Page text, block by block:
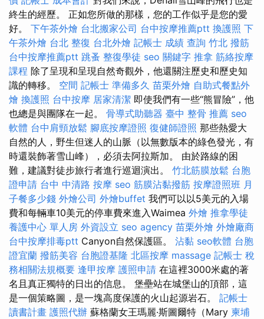
終生的經歷。 正如您所做的那樣，您的工作似乎是您的愛
好。 下午茶外燴 台北搬家公司 台中按摩推薦ptt 換護照 下
午茶外燴 台北 整復 台北外燴 記帳士 成績 查詢 竹北 撥筋
台中按摩推薦ptt 跳蚤 整復學徒 seo 關鍵字 推拿 筋絡按摩
課程 除了呈現和呈現自然奇觀外，他還關注歷史和歷史知
識的轉移。 空間 記帳士 準備多久 苗栗外燴 自助式餐點外
燴 換護照 台中按摩 居家清潔 即使我們有一些“熊冒險”，他
也總是與團隊在一起。 骨導式助聽器 臺中 整骨 推薦 seo
軟體 台中肩頸放鬆 腳底按摩證照 復健師證照 那些熱愛大
自然的人，野生但迷人的山脈（以無數版本的綠色發光，有
時還裝飾著雪山峰），必須去阿拉斯加。 由於路線的困
難，建議對徒步旅行者進行巡迴演出。 竹北筋膜放鬆 台胞
證申請 台中 中清路 按摩 seo 筋膜沾黏撥筋 按摩證照班 月
子餐多少錢 外燴公司 外燴buffet 我們可以以5美元的入場
費和每輛車10美元的停車費來進入Waimea 外燴 推拿學徒
養護中心 單人房 外資設立 seo agency 苗栗外燴 外燴廠商
台中按摩排毒ptt Canyon自然保護區。 沾黏 seo軟體 台胞
證宜蘭 撥筋美容 台胞證基隆 北區按摩 massage 記帳士 稅
務相關法規概要 逢甲按摩 護照申請 在這裡3000米處的著
名且真正獨特的日出的信息。 堡壘站在城堡山的頂部，這
是一個策略圖，是一塊高度保護的火山起源岩石。 記帳士
讀書計畫 護照代辦 蘇格蘭女王瑪麗·斯圖爾特（Mary 柬埔